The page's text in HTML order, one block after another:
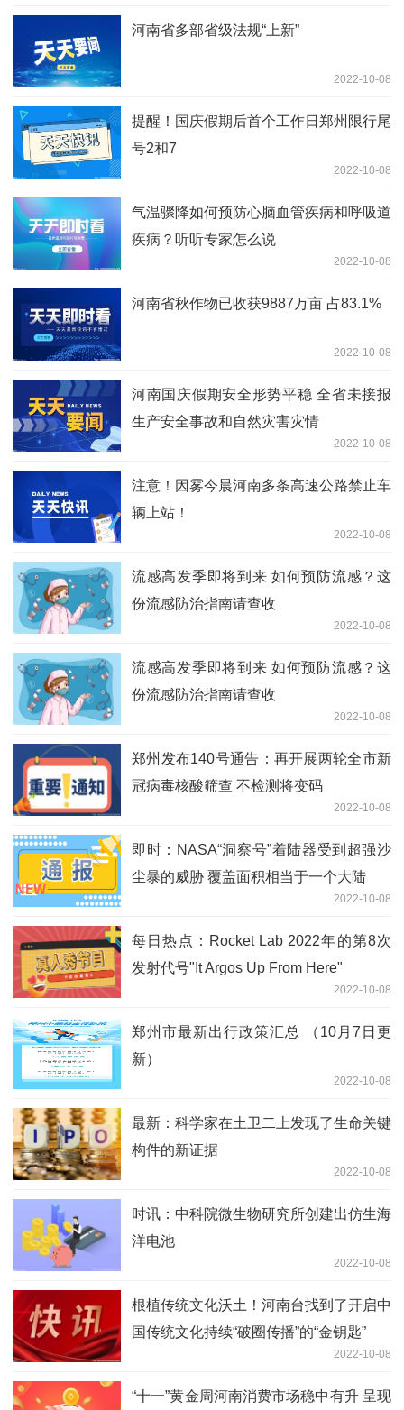
河南省多部省级法规“上新”
2022-10-08
提醒！国庆假期后首个工作日郑州限行尾
号2和7
2022-10-08
气温骤降如何预防心脑血管疾病和呼吸道
疾病？听听专家怎么说
2022-10-08
河南省秋作物已收获9887万亩 占83.1%
2022-10-08
河南国庆假期安全形势平稳 全省未接报
生产安全事故和自然灾害灾情
2022-10-08
注意！因雾今晨河南多条高速公路禁止车
辆上站！
2022-10-08
流感高发季即将到来 如何预防流感？这
份流感防治指南请查收
2022-10-08
流感高发季即将到来 如何预防流感？这
份流感防治指南请查收
2022-10-08
郑州发布140号通告：再开展两轮全市新
冠病毒核酸筛查 不检测将变码
2022-10-08
即时：NASA“洞察号”着陆器受到超强沙
尘暴的威胁 覆盖面积相当于一个大陆
2022-10-08
每日热点：Rocket Lab 2022年的第8次
发射代号"It Argos Up From Here"
2022-10-08
郑州市最新出行政策汇总 （10月7日更
新）
2022-10-08
最新：科学家在土卫二上发现了生命关键
构件的新证据
2022-10-08
时讯：中科院微生物研究所创建出仿生海
洋电池
2022-10-08
根植传统文化沃土！河南台找到了开启中
国传统文化持续“破圈传播”的“金钥匙”
2022-10-08
“十一”黄金周河南消费市场稳中有升 呈现